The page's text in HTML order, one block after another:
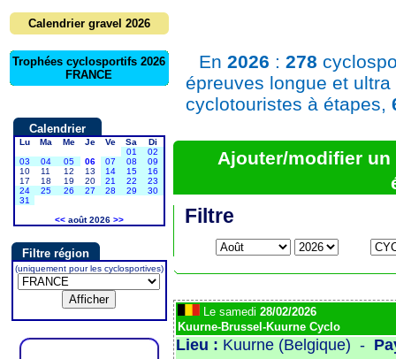
Calendrier gravel 2026
Trophées cyclosportifs 2026
FRANCE
Calendrier
Lu Ma Me Je Ve Sa
Di
01
02
03
04 05 06 07 08
09
10
11 12 13 14 15
16
17
18 19 20 21 22
23
24
25 26 27 28 29
30
31
<<août 2026 >>
Filtre région
(uniquement pour les cyclosportives)
En 2026 : 278
épreuves longue et
cyclotouristes à étapes,
Ajouter/modifier un
Filtre
Le samedi 28/02/2026
Kuurne-Brussel-Kuurne Cyclo
Lieu : Kuurne (Belgique) -